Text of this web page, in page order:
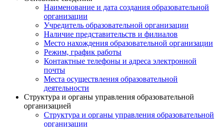
Наименование и дата создания образовательной
организации
Учредитель образовательной организации
Наличие представительств и филиалов
Место нахождения образовательной организации
Режим, график работы
Контактные телефоны и адреса электронной
почты
Места осуществления образовательной
деятельности
Структура и органы управления образовательной
организацией
Структура и органы управления образовательной
организации